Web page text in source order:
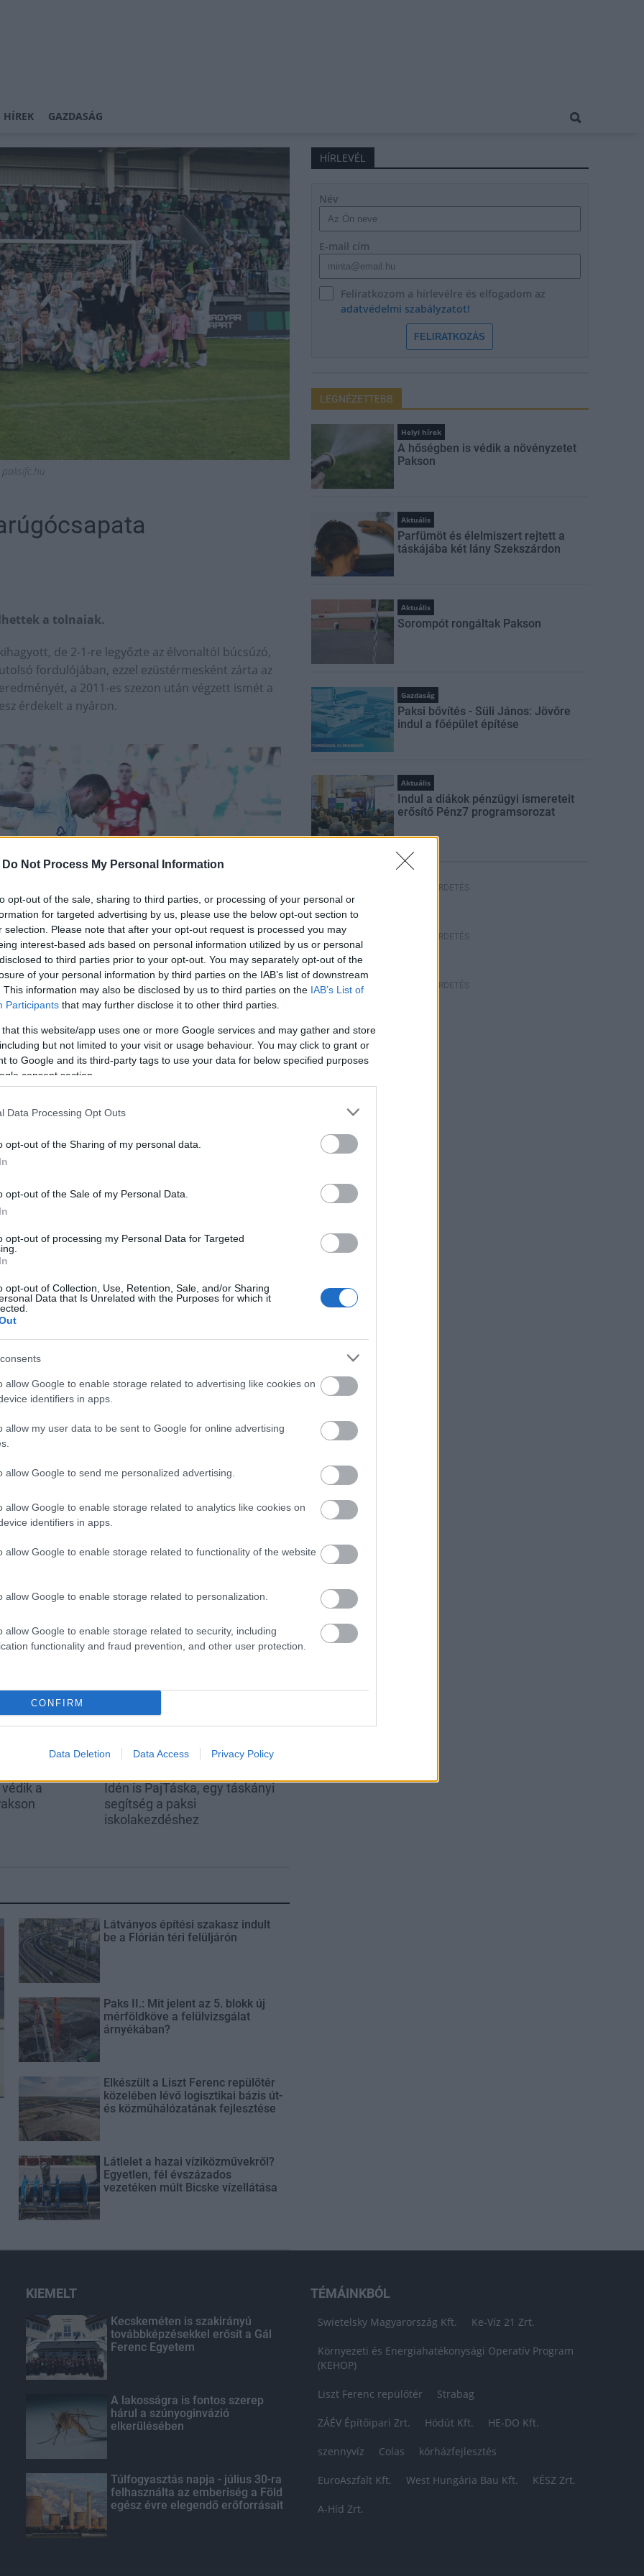
Do Not Process My Personal Information
opt-out of the sale, sharing to third parties, or processing of your personal or
for targeted advertising by us, please use the below opt-out section to
selection. Please note that after your opt-out request is processed you may
interest-based ads based on personal information utilized by us or personal
to third parties prior to your opt-out. You may separately opt-out of the
of your personal information by third parties on the IAB’s list of downstream
This information may also be disclosed by us to third parties on the IAB’s List of
Participants that may further disclose it to other third parties.
that this website/app uses one or more Google services and may gather and store
but not limited to your visit or usage behaviour. You may click to grant or
to Google and its third-party tags to use your data for below specified purposes
consent section.
Data Processing Opt Outs
opt-out of the Sharing of my personal data.
opt-out of the Sale of my Personal Data.
opt-out of processing my Personal Data for Targeted
opt-out of Collection, Use, Retention, Sale, and/or Sharing
Data that Is Unrelated with the Purposes for which it
allow Google to enable storage related to advertising like cookies on
identifiers in apps.
allow my user data to be sent to Google for online advertising
allow Google to send me personalized advertising.
allow Google to enable storage related to analytics like cookies on
identifiers in apps.
allow Google to enable storage related to functionality of the website
allow Google to enable storage related to personalization.
allow Google to enable storage related to security, including
functionality and fraud prevention, and other user protection.
CONFIRM
Data Deletion Data Access Privacy Policy
HÍREK GAZDASÁG
a tolnaiak.
de 2-1-re legyőzte az élvonaltól búcsúzó,
fordulójában, ezzel ezüstérmesként zárta az
a 2011-es szezon után végzett ismét a
érdekelt a nyáron.
Paksi FC
felmutatta a közönségnek a Magyar Kupát.
a kontra lehetőségére vártak. Sok ilyen
és hárított. A Paks a 19. percben büntetőhöz
megrúgta. A 11-est a sértett végezte el, de
Ami nem sikerült büntetőből, az negyedórával
házigazdáknál Mezei lecsapott egy kipattanó
megduplázhatta volna előnyét a Paks, de Szabó
a tolnaiak
többnyire a kisvárdai térfélen pattogott a labda.
akik azonban ezzel nem tudtak élni,
voltak. A hajrához közeledve aztán ismét 11-
mérkőzésén játszó Böde passza után Harasztit
de csúnyán fölé lőtt. Az újabb kihagyott
perc múlva javított, lezárva ezzel a mérkőzést.
a három pont sorsát.
a
Idén is PajTáska, egy táskányi
segítség a paksi
iskolakezdéshez
Látványos építési szakasz indult
be a Flórián téri felüljárón
Paks II.: Mit jelent az 5. blokk új
mérföldköve a felülvizsgálat
árnyékában?
Elkészült a Liszt Ferenc repülőtér
közelében lévő logisztikai bázis út-
és közműhálózatának fejlesztése
Látlelet a hazai víziközművekről?
Egyetlen, fél évszázados
vezetéken múlt Bicske vízellátása
HÍRLEVÉL
Név
E-mail cím
Feliratkozom a hírlevélre és elfogadom az
adatvédelmi szabályzatot!
FELIRATKOZÁS
LEGNÉZETTEBB
Helyi hírek
A hőségben is védik a növényzetet
Pakson
Aktuális
Parfümöt és élelmiszert rejtett a
táskájába két lány Szekszárdon
Aktuális
Sorompót rongáltak Pakson
Gazdaság
Paksi bővítés - Süli János: Jövőre
indul a főépület építése
Aktuális
Indul a diákok pénzügyi ismereteit
erősítő Pénz7 programsorozat
HIRDETÉS
HIRDETÉS
HIRDETÉS
KIEMELT
Kecskeméten is szakirányú
továbbképzésekkel erősít a Gál
Ferenc Egyetem
A lakosságra is fontos szerep
hárul a szúnyoginvázió
elkerülésében
Túlfogyasztás napja - július 30-ra
felhasználta az emberiség a Föld
egész évre elegendő erőforrásait
TÉMÁINKBÓL
Swietelsky Magyarország Kft. Ke-Víz 21 Zrt.
Környezeti és Energiahatékonysági Operatív Program
(KEHOP)
Liszt Ferenc repülőtér Strabag
ZÁÉV Építőipari Zrt. Hódút Kft. HE-DO Kft.
szennyvíz Colas kórházfejlesztés
EuroAszfalt Kft. West Hungária Bau Kft. KÉSZ Zrt.
A-Híd Zrt.